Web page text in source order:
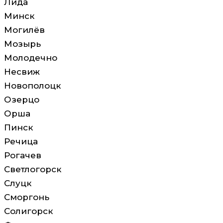
Лида
Минск
Могилёв
Мозырь
Молодечно
Несвиж
Новополоцк
Озерцо
Орша
Пинск
Речица
Рогачев
Светлогорск
Слуцк
Сморгонь
Солигорск